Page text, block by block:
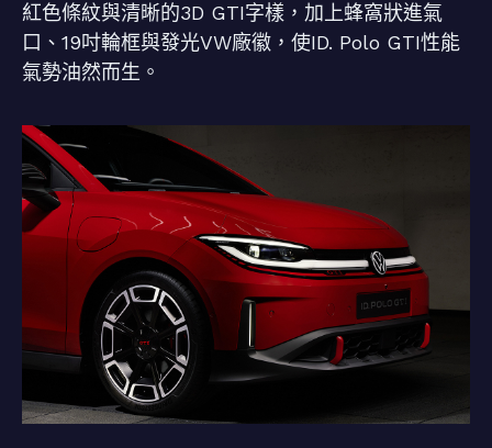
紅色條紋與清晰的3D GTI字樣，加上蜂窩狀進氣
口、19吋輪框與發光VW廠徽，使ID. Polo GTI性能
氣勢油然而生。